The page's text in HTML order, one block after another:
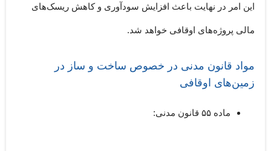
این امر در نهایت باعث افزایش سودآوری و کاهش ریسک‌های
مالی پروژه‌های اوقافی خواهد شد.
مواد قانون مدنی در خصوص ساخت و ساز در
زمین‌‌های اوقافی
ماده ۵۵ قانون مدنی :